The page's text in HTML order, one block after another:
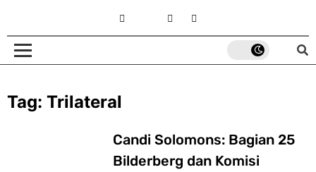
Tag: Trilateral
Candi Solomons: Bagian 25
Bilderberg dan Komisi